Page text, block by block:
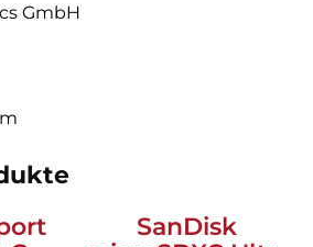
GmbH
SanDisk